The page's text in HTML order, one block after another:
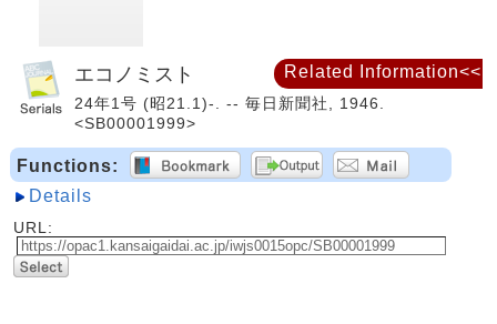
エコノミスト
24年1号 (昭21.1)-. -- 毎日新聞社, 1946.
<SB00001999>
Functions:
Details
URL:
Related Information<<